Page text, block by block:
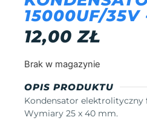
15000UF/35V
12,00ZŁ
Brak w magazynie
OPIS PRODUKTU
Kondensator elektrolityczny
Wymiary 25 x 40 mm.